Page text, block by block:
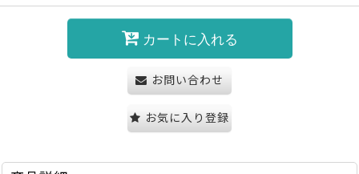
カートに入れる
お問い合わせ
お気に入り登録